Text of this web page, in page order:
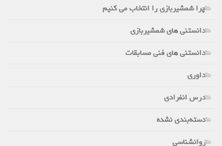
چرا شمشیربازی را انتخاب می کنیم
دانستنی های شمشیربازی
دانستنی های فنی مسابقات
داوری
درس انفرادی
دسته‌بندی نشده
روانشناسی